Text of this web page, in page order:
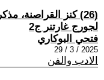
(26) كنز القراصنة،
لجورج غارتنر ج2
فتحي البوكاري
2025 / 3 / 29
الادب والفن